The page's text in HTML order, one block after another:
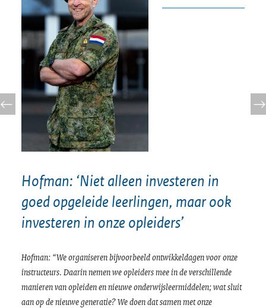
Hofman: ‘Niet alleen investeren in
goed opgeleide leerlingen, maar ook
investeren in onze opleiders’
Hofman:“We organiseren bijvoorbeeld ontwikkeldagen voor onze
instructeurs. Daarin nemen we opleiders mee in de verschillende
manieren van opleiden en nieuwe onderwijsleermiddelen; wat sluit
aan op de nieuwe generatie? We doen dat samen met onze